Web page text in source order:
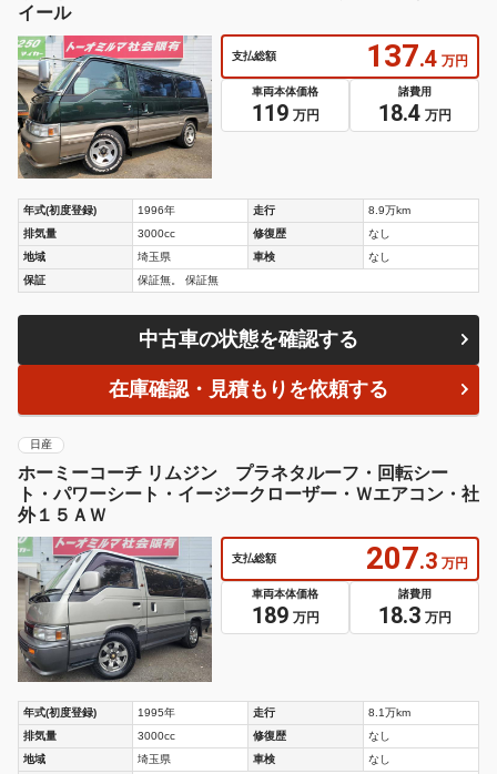
イール
支払総額 137.4 万円
車両本体価格
119 万円
諸費用
18.4 万円
年式(初度登録) 1996年 走行
8.9万km
排気量
3000cc 修復歴
なし
地域
埼玉県 車検
なし
保証
保証無。 保証無
中古車の状態を確認する
在庫確認・見積もりを依頼する
日産
ホーミーコーチ リムジン プラネタルーフ・回転シー
ト・パワーシート・イージークローザー・Ｗエアコン・社
外１５ＡＷ
支払総額 207.3 万円
車両本体価格
189 万円
諸費用
18.3 万円
年式(初度登録) 1995年 走行
8.1万km
排気量
3000cc 修復歴
なし
地域
埼玉県 車検
なし